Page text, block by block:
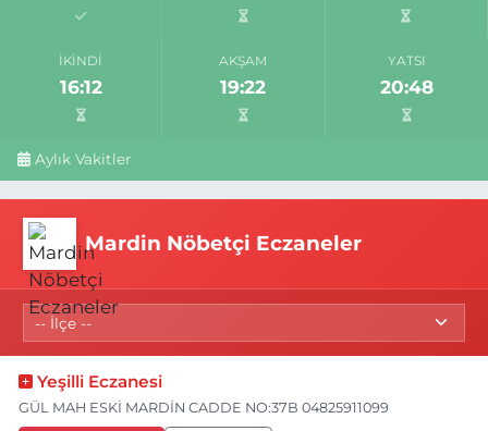
İKINDI
16:12
AKŞAM
19:22
YATSI
20:48
Aylık Vakitler
Mardin Nöbetçi Eczaneler
Yeşilli Eczanesi
GÜL MAH ESKİ MARDİN CADDE NO:37B 04825911099